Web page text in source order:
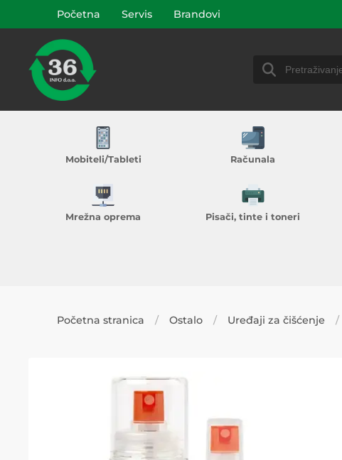
Početna Servis Brandovi
Mobiteli/Tableti Računala
Mrežna oprema Pisači, tinte i toneri
Početna stranica Ostalo Uređaji za čišćenje